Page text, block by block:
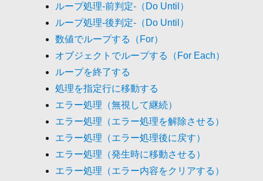
ループ処理-前判定-（Do Until）
ループ処理-後判定-（Do Until）
数値でループする（For）
オブジェクトでループする（For Each）
ループを終了する
処理を指定行に移動する
エラー処理（無視して継続）
エラー処理（エラー処理を解除させる）
エラー処理（エラー処理後に戻す）
エラー処理（発生時に移動させる）
エラー処理（エラー内容をクリアする）